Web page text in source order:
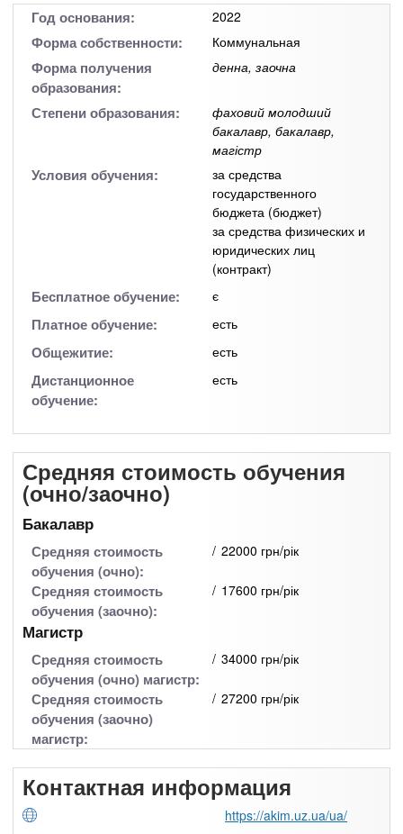
n
s
o
х
Онлайн курсы
За рубежом
Год основания: 2022
Форма собственности: Коммунальная
Форма получения
образования:
денна, заочна
Степени образования:
фаховий молодший
бакалавр, бакалавр,
магістр
Условия обучения:
за средства
государственного
бюджета (бюджет)
за средства физических и
юридических лиц
(контракт)
Бесплатное обучение: є
Платное обучение: есть
Общежитие: есть
Дистанционное
обучение:
есть
Средняя стоимость обучения
(очно/заочно)
Бакалавр
Средняя стоимость
обучения (очно):
22000 грн/рік
Средняя стоимость
обучения (заочно):
17600 грн/рік
Магистр
Средняя стоимость
обучения (очно) магистр:
34000 грн/рік
Средняя стоимость
обучения (заочно)
магистр:
27200 грн/рік
Контактная информация
https://akim.uz.ua/ua/